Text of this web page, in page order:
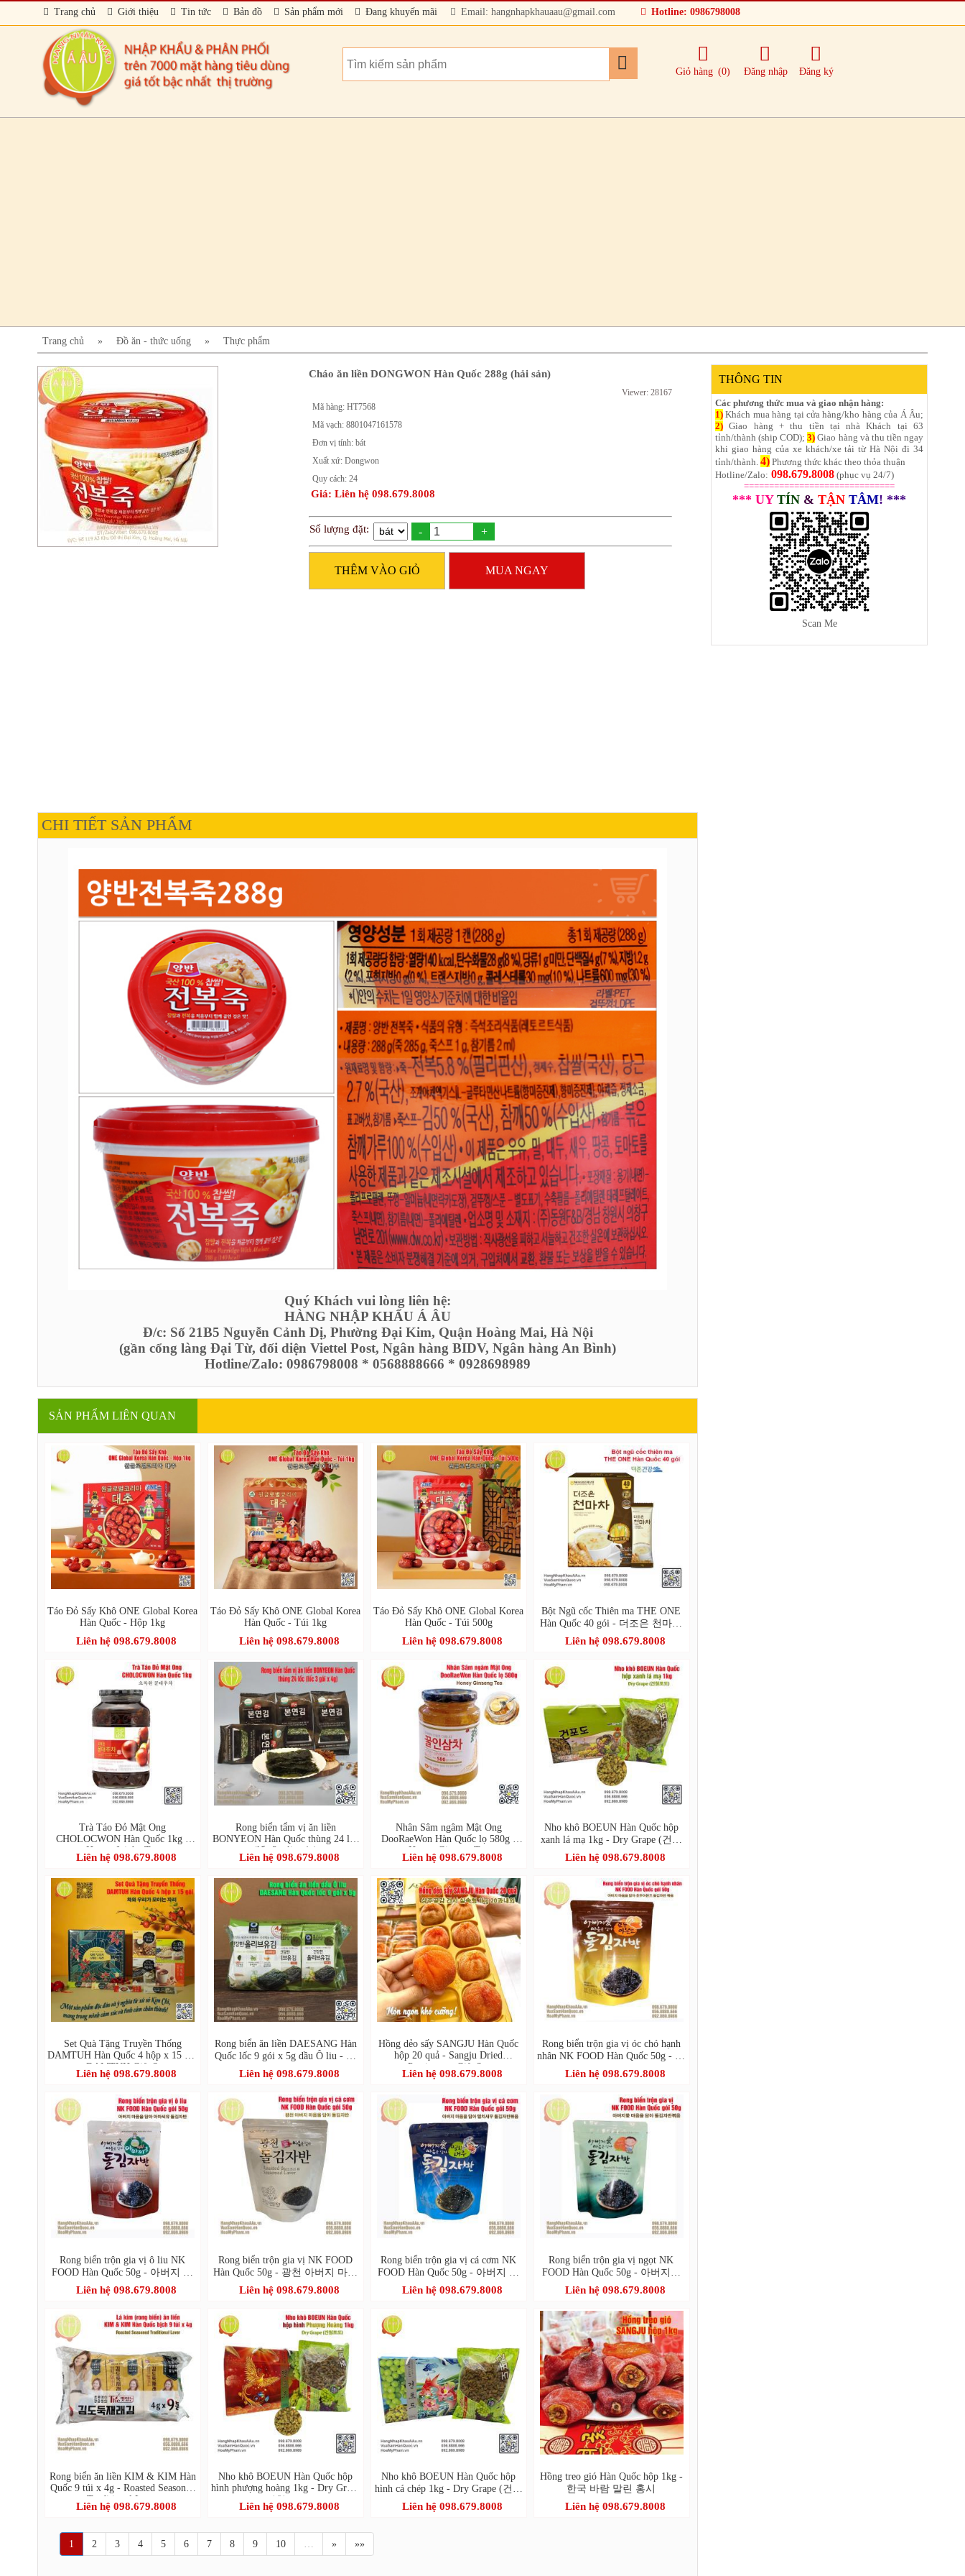
Trang chủ Giới thiệu Tin tức Bản đồ Sản phẩm mới Đang khuyến mãi Email: hangnhapkhauaau@gmail.com Hotline: 0986798008
Giỏ hàng (0) Đăng nhập Đăng ký
Trang chủ » Đồ ăn - thức uống » Thực phẩm
Cháo ăn liền DONGWON Hàn Quốc 288g (hải sản)
Viewer: 28167
Mã hàng: HT7568
Mã vạch: 8801047161578
Đơn vị tính: bát
Xuất xứ: Dongwon
Quy cách: 24
Giá: Liên hệ 098.679.8008
Số lượng đặt: - +
THÊM VÀO GIỎ MUA NGAY
CHI TIẾT SẢN PHẨM
Quý Khách vui lòng liên hệ:
HÀNG NHẬP KHẨU Á ÂU
Đ/c: Số 21B5 Nguyễn Cảnh Dị, Phường Đại Kim, Quận Hoàng Mai, Hà Nội
(gần cổng làng Đại Từ, đối diện Viettel Post, Ngân hàng BIDV, Ngân hàng An Bình)
Hotline/Zalo: 0986798008 * 0568888666 * 0928698989
SẢN PHẨM LIÊN QUAN
Táo Đỏ Sấy Khô ONE Global Korea
Hàn Quốc - Hộp 1kg
Liên hệ 098.679.8008
Táo Đỏ Sấy Khô ONE Global Korea
Hàn Quốc - Túi 1kg
Liên hệ 098.679.8008
Táo Đỏ Sấy Khô ONE Global Korea
Hàn Quốc - Túi 500g
Liên hệ 098.679.8008
Bột Ngũ cốc Thiên ma THE ONE
Hàn Quốc 40 gói - 더조은 천마차
40포
Liên hệ 098.679.8008
Trà Táo Đỏ Mật Ong
CHOLOCWON Hàn Quốc 1kg -
Honey Jujube Tea
Liên hệ 098.679.8008
Rong biển tẩm vị ăn liền
BONYEON Hàn Quốc thùng 24 lốc
(lốc 3 gói x 4g)
Liên hệ 098.679.8008
Nhân Sâm ngâm Mật Ong
DooRaeWon Hàn Quốc lọ 580g -
Honey Ginseng Tea
Liên hệ 098.679.8008
Nho khô BOEUN Hàn Quốc hộp
xanh lá mạ 1kg - Dry Grape (건청
포도)
Liên hệ 098.679.8008
Set Quà Tặng Truyền Thống
DAMTUH Hàn Quốc 4 hộp x 15 gói
- DAMTUH Gift Set
Liên hệ 098.679.8008
Rong biển ăn liền DAESANG Hàn
Quốc lốc 9 gói x 5g dầu Ô liu - 청
정원 올리브유 재래김
Liên hệ 098.679.8008
Hồng dẻo sấy SANGJU Hàn Quốc
hộp 20 quả - Sangju Dried
Persimmon Gift Set
Liên hệ 098.679.8008
Rong biển trộn gia vị óc chó hạnh
nhân NK FOOD Hàn Quốc 50g - 아
버지 마음을 담아 호두아몬드 돌
김자반 볶음
Liên hệ 098.679.8008
Rong biển trộn gia vị ô liu NK
FOOD Hàn Quốc 50g - 아버지 마
음을 담아 아마씨유 돌김자반
Liên hệ 098.679.8008
Rong biển trộn gia vị NK FOOD
Hàn Quốc 50g - 광천 아버지 마음
을 담아 돌김자반
Liên hệ 098.679.8008
Rong biển trộn gia vị cá cơm NK
FOOD Hàn Quốc 50g - 아버지 마
음을 담아 멸치새우 돌김자반볶음
Liên hệ 098.679.8008
Rong biển trộn gia vị ngọt NK
FOOD Hàn Quốc 50g - 아버지愛
마음을 담아 돌김자반볶음
Liên hệ 098.679.8008
Rong biển ăn liền KIM & KIM Hàn
Quốc 9 túi x 4g - Roasted Seasoned
Traditional Laver
Liên hệ 098.679.8008
Nho khô BOEUN Hàn Quốc hộp
hình phượng hoàng 1kg - Dry Grape
(건청포도)
Liên hệ 098.679.8008
Nho khô BOEUN Hàn Quốc hộp
hình cá chép 1kg - Dry Grape (건청
포도)
Liên hệ 098.679.8008
Hồng treo gió Hàn Quốc hộp 1kg -
한국 바람 말린 홍시
Liên hệ 098.679.8008
1 2 3 4 5 6 7 8 9 10 » »»
THÔNG TIN
Các phương thức mua và giao nhận hàng:
1) Khách mua hàng tại cửa hàng/kho hàng của Á Âu;
2) Giao hàng + thu tiền tại nhà Khách tại 63
tỉnh/thành (ship COD);3) Giao hàng và thu tiền ngay
khi giao hàng của xe khách/xe tải từ Hà Nội đi 34
tỉnh/thành. 4) Phương thức khác theo thỏa thuận
Hotline/Zalo: 098.679.8008 (phục vụ 24/7)
==============================
*** UY TÍN & TẬN TÂM! ***
Scan Me